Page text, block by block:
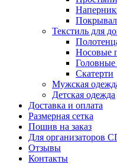
Текстиль для
Носовые
Головные
Скатерти
Мужская
Детская одежда
Доставка и оплата
Размерная сетка
Пошив на заказ
Для организаторов
Отзывы
Контакты